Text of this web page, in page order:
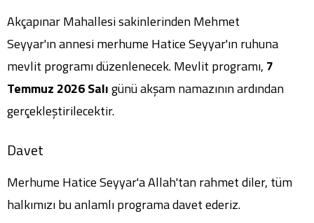
Akçapınar Mahallesi sakinlerinden Mehmet
Seyyar'ın annesi merhume Hatice Seyyar'ın ruhuna
mevlit programı düzenlenecek. Mevlit programı, 7
Temmuz 2026 Salıgünü akşam namazının ardından
gerçekleştirilecektir.
Davet
Merhume Hatice Seyyar'a Allah'tan rahmet diler, tüm
halkımızı bu anlamlı programa davet ederiz.